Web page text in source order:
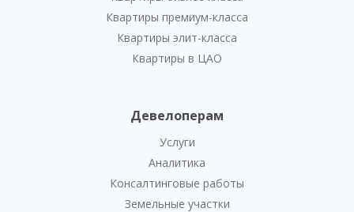
Квартиры премиум-класса
Квартиры элит-класса
Квартиры в ЦАО
Девелоперам
Услуги
Аналитика
Консалтинговые работы
Земельные участки